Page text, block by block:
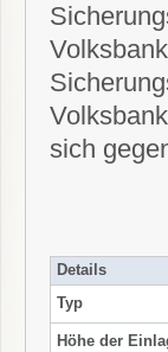
sich
Details
Typ
Höhe der